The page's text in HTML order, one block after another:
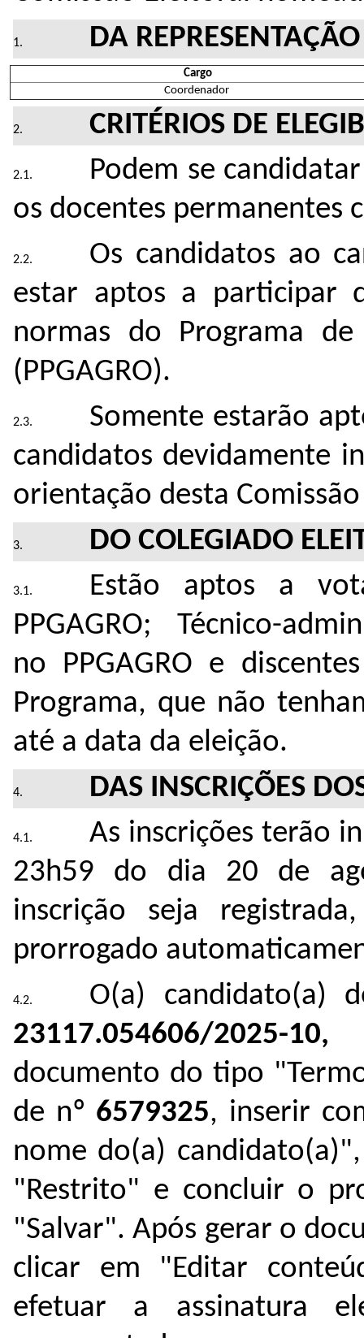
DA
Cargo
Coordenador
CRITÉRIOS DE
Podem se
os docentes permanentes
Os candidatos ao
estar aptos a participar
normas do Programa de
(PPGAGRO).
Somente estarão
candidatos devidamente
orientação desta
DO COLEGIADO
Estão aptos a
PPGAGRO; Técnico-
no PPGAGRO e
Programa, que não
até a data da eleição.
DAS INSCRIÇÕES
As inscrições terão
23h59 do dia 20 de
inscrição seja
prorrogado
O(a) candidato(a)
23117.054606/2025-
documento do tipo
de nº 6579325, inserir
nome do(a)
"Restrito" e concluir o
"Salvar". Após gerar o
clicar em "Editar
efetuar a assinatura